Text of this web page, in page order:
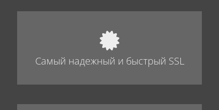
Самый надежный и быстрый SSL